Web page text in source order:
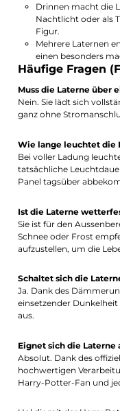
Drinnen macht die
Nachtlicht oder als
Figur.
Mehrere Laternen
einen besonders
Häufige Fragen
Muss die Laterne über
Nein. Sie lädt sich
ganz ohne
Wie lange leuchtet die
Bei voller Ladung
tatsächliche
Panel tagsüber
Ist die Laterne
Sie ist für den
Schnee oder Frost
aufzustellen, um die
Schaltet sich die
Ja. Dank des
einsetzender
aus.
Eignet sich die Laterne
Absolut. Dank des
hochwertigen
Harry-Potter-Fan und